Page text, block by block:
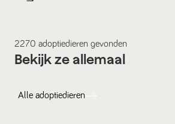
2270 adoptiedieren gevonden
Bekijk ze allemaal
Alle adoptiedieren